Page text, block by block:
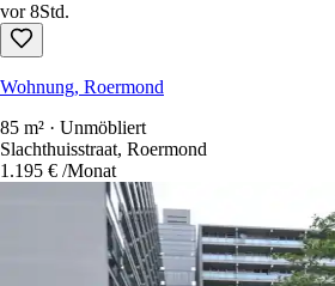
vor 8Std.
Wohnung, Roermond
85 m² · Unmöbliert
Slachthuisstraat, Roermond
1.195 € /Monat